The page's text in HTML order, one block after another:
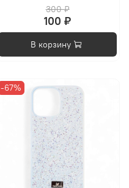
300 ₽
100 ₽
В корзину
-67%